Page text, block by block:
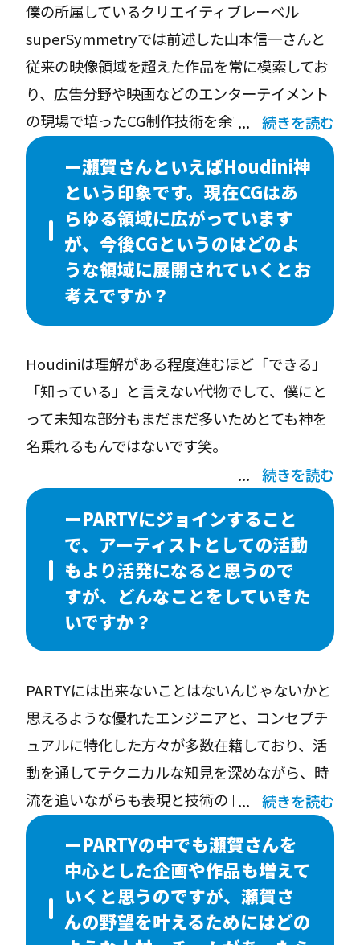
る先輩たちが数多く在籍していて、みっちり
3DCGを教えていただきました。しかしなが
ら、根本の映像の興味が違うところにあったた
めモデリングやキャラクタアニメーションなど
3DCGアーティストが当たり前に身に着けてい
る技術が伸び悩み、「使いにくい人材」になっ
ていた時期がありました。
そんな中オムニバス・ジャパンのクリエイティ
ブディレクター山本信一さんから「じゃあこう
いうのは？」と企業CIのモーショングラフィッ
クスや、テレビ番組タイトルバックなどを紹介
してもらい一緒に作るようになります。映像に
りながら全体の演出を構築していく制作スタイ
ルを経験していきました。ちょうどその時期に
Houdiniというソフトウェアのプロシージャル
なアプローチを学び、ミクロ視点とマクロ視点
を切り替えながらビジュアルに落とし込んでい
く作業に没頭しました。そこで生まれた作品の
繋がりでミュージシャンや、アート分野など普
段の業務とは違う文脈の人とお話する機会が増
えたことも領域を広げることができた大きな要
因だと思います。
僕の所属しているクリエイティブレーベル
superSymmetryでは前述した山本信一さんと
従来の映像領域を超えた作品を常に模索してお
り、広告分野や映画などのエンターテイメント
の現場で培ったCG制作技術を余すことなく投
入、投資しながら日本科学未来館での全天球、
球体映像作品を皮切りにあらゆるシーンで作品
を制作してきました。映像メディアの過渡期に
生まれた多様なデバイスでの作品需要が高まる
さなか、電子音楽の祭典であるMUTEKには、
日本、モントリオールと出演し、アーティスト
としてパフォーマンスできたことが大きな転機
ダーをベースにした映像知識がメインのため、
PARTYにジョインすることにより、多くの知見
をアップデートしていけることが今の大きな楽
しみです。
続きを読む
ー瀬賀さんといえばHoudini神
という印象です。現在CGはあ
らゆる領域に広がっています
が、今後CGというのはどのよ
うな領域に展開されていくとお
考えですか？
Houdiniは理解がある程度進むほど「できる」
「知っている」と言えない代物でして、僕にと
って未知な部分もまだまだ多いためとても神を
名乗れるもんではないです笑。
近年の僕の作品では科学データや抽象的な概念
の可視化、コンセプトとアルゴリズムの同期な
どをアートワークに取り入れたりしています。
また、空間そのものを映像として捉えることが
当たり前になり、リアル、バーチャルともに空
間としての映像表現が求められていることを実
ンピュータでジェネレートされた3次元座標を
持つ立体空間を多様な媒介に最適化する感覚
と、テックドリブンと切り離したところにある
普遍的な心の動きに着目したanimaを同時に設
計できることが強く求められるのではないかと
考えています。
続きを読む
ーPARTYにジョインすること
で、アーティストとしての活動
もより活発になると思うので
すが、どんなことをしていきた
いですか？
PARTYには出来ないことはないんじゃないかと
思えるような優れたエンジニアと、コンセプチ
ュアルに特化した方々が多数在籍しており、活
動を通してテクニカルな知見を深めながら、時
流を追いながらも表現と技術のトレンドに左右
されない作品の強度をどのように持たせるの
か、考えを深めていきたいと思っています。
続きを読む
ーPARTYの中でも瀬賀さんを
中心とした企画や作品も増えて
いくと思うのですが、瀬賀さ
んの野望を叶えるためにはどの